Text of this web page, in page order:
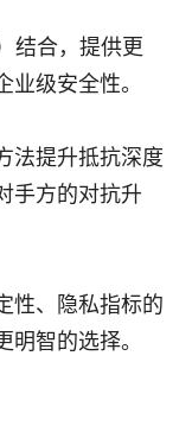
结合，提供更
级安全性。
法提升抵抗深度
手方的对抗升
性、隐私指标的
智的选择。